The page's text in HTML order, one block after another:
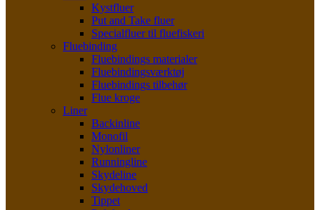
Kystfluer
Put and Take fluer
Specialfluer til fluefiskeri
Fluebinding
Fluebindings materialer
Fluebindingsværktøj
Fluebindings tilbehør
Flue kroge
Liner
Backinline
Monofil
Nylonliner
Runningline
Skydeline
Skydehoved
Tippet